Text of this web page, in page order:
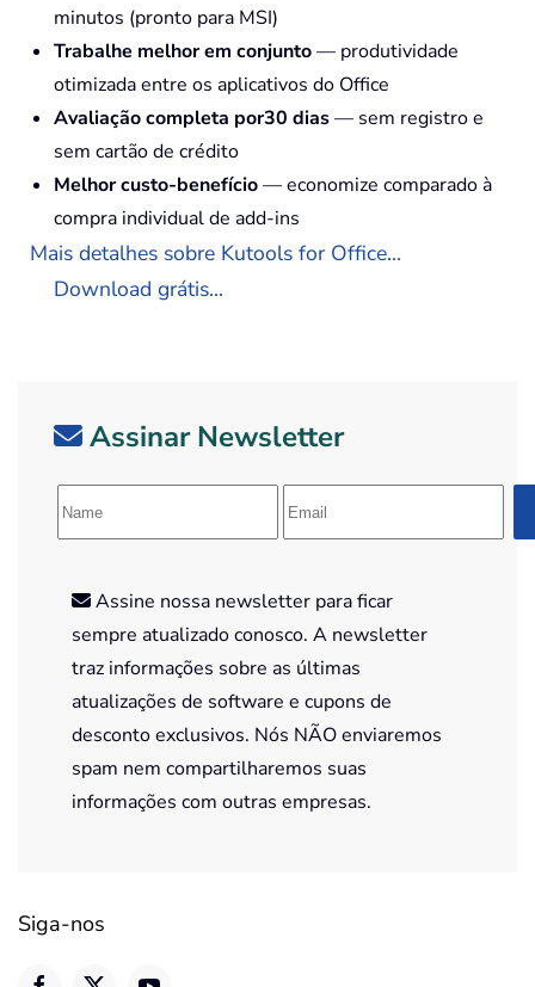
minutos (pronto para MSI)
Trabalhe melhor em conjunto— produtividade
otimizada entre os aplicativos do Office
Avaliação completa por30 dias— sem registro e
sem cartão de crédito
Melhor custo-benefício— economize comparado à
compra individual de add-ins
Mais detalhes sobre Kutools for Office...
Download grátis...
Assinar Newsletter
Assine nossa newsletter para ficar
sempre atualizado conosco. A newsletter
traz informações sobre as últimas
atualizações de software e cupons de
desconto exclusivos. Nós NÃO enviaremos
spam nem compartilharemos suas
informações com outras empresas.
Siga-nos